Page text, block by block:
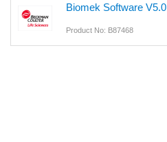
Biomek Software V5.0
Product No: B87468